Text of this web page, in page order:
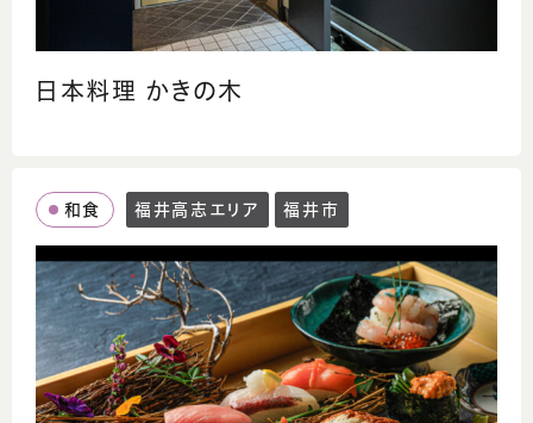
日本料理 かきの木
和食 福井高志エリア 福井市